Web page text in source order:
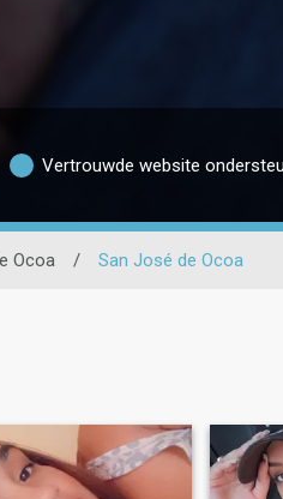
Vertrouwde website
Ocoa / San José de Ocoa